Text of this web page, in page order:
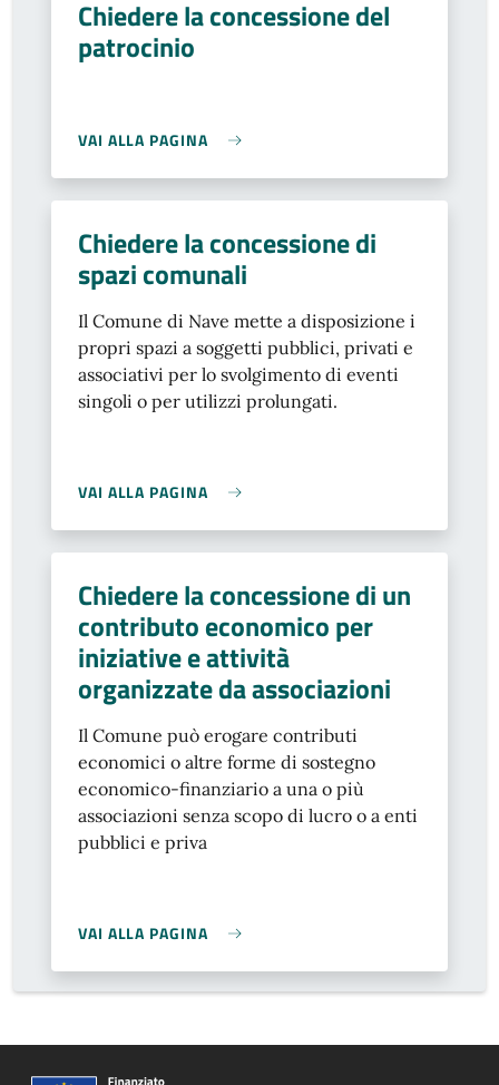
Chiedere la concessione del
patrocinio
VAI ALLA PAGINA
Chiedere la concessione di
spazi comunali
Il Comune di Nave mette a disposizione i
propri spazi a soggetti pubblici, privati e
associativi per lo svolgimento di eventi
singoli o per utilizzi prolungati.
VAI ALLA PAGINA
Chiedere la concessione di un
contributo economico per
iniziative e attività
organizzate da associazioni
Il Comune può erogare contributi
economici o altre forme di sostegno
economico-finanziario a una o più
associazioni senza scopo di lucro o a enti
pubblici e priva
VAI ALLA PAGINA